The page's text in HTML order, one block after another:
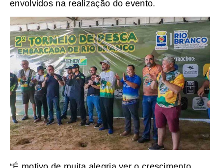
envolvidos na realização do evento.